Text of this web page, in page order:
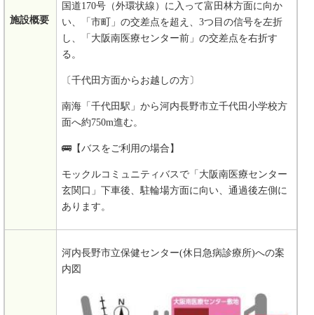
施設概要
国道170号（外環状線）に入って富田林方面に向か
い、「市町」の交差点を超え、3つ目の信号を左折
し、「大阪南医療センター前」の交差点を右折す
る。
〔千代田方面からお越しの方〕
南海「千代田駅」から河内長野市立千代田小学校方
面へ約750m進む。
🚌【バスをご利用の場合】
モックルコミュニティバスで「大阪南医療センター
玄関口」下車後、駐輪場方面に向い、通過後左側に
あります。
河内長野市立保健センター(休日急病診療所)への案
内図